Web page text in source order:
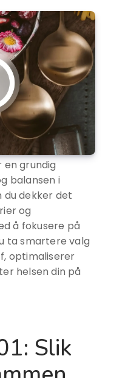
en grundig
balansen i
du dekker det
og
å fokusere på
ta smartere valg
optimaliserer
helsen din på
Slik